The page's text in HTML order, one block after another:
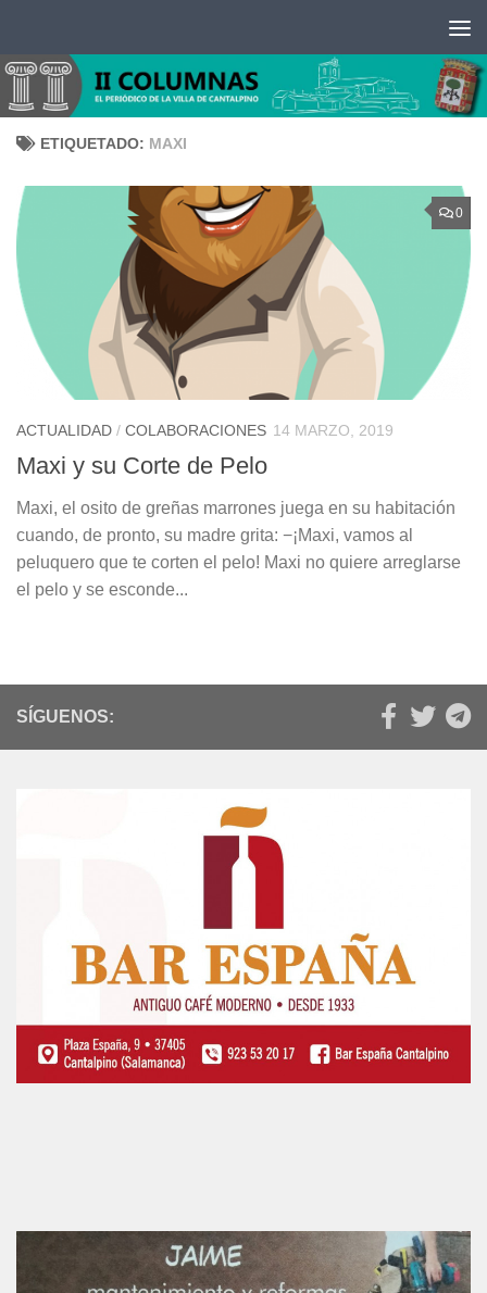
ETIQUETADO: MAXI
0
ACTUALIDAD / COLABORACIONES 14 MARZO, 2019
Maxi y su Corte de Pelo
Maxi, el osito de greñas marrones juega en su habitación
cuando, de pronto, su madre grita: −¡Maxi, vamos al
peluquero que te corten el pelo! Maxi no quiere arreglarse
el pelo y se esconde...
SÍGUENOS: